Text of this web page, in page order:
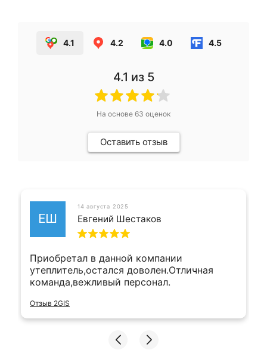
4.1 4.2 4.0 4.5
4.1 из 5
На основе 63 оценок
Оставить отзыв
ЕШ
14 августа 2025
Евгений Шестаков
Приобретал в данной компании
утеплитель,остался доволен.Отличная
команда,вежливый персонал.
Отзыв 2GIS